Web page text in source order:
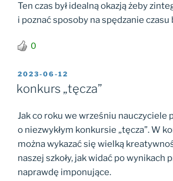
Ten czas był idealną okazją żeby
i poznać sposoby na spędzanie
0
OPUBLIKOWANE
W
2023-06-12
konkurs „tęcza”
Jak co roku we wrześniu nauczyciele
o niezwykłym konkursie „tęcza”. W
można wykazać się wielką
naszej szkoły, jak widać po wynikach
naprawdę imponujące.